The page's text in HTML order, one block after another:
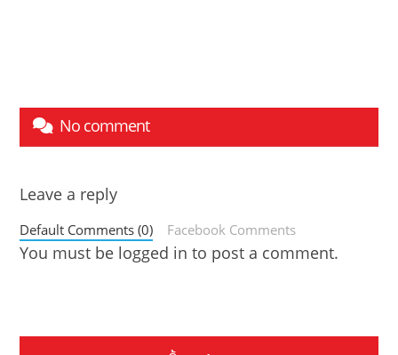
No comment
Leave a reply
Default Comments (0) Facebook Comments
You must be logged in to post a comment.